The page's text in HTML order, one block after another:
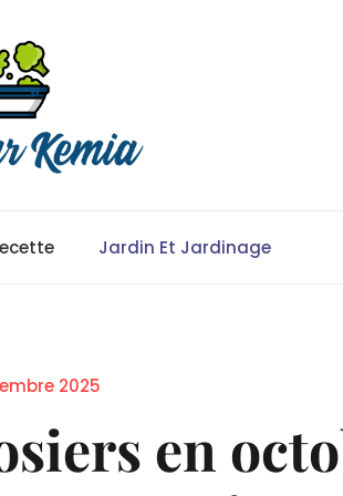
Jardin Et Jardinage
Posted2025
en